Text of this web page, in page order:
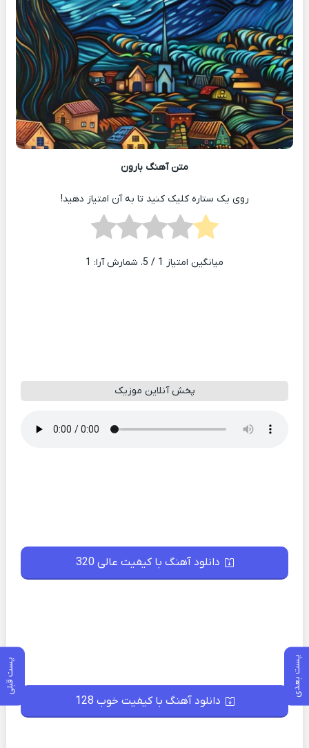
پست بعدی پست قبلی
متن آهنگ بارون
روی یک ستاره کلیک کنید تا به آن امتیاز دهید!
میانگین امتیاز 1 / 5. شمارش آرا: 1
پخش آنلاین موزیک
دانلود آهنگ با کیفیت عالی 320
دانلود آهنگ با کیفیت خوب 128